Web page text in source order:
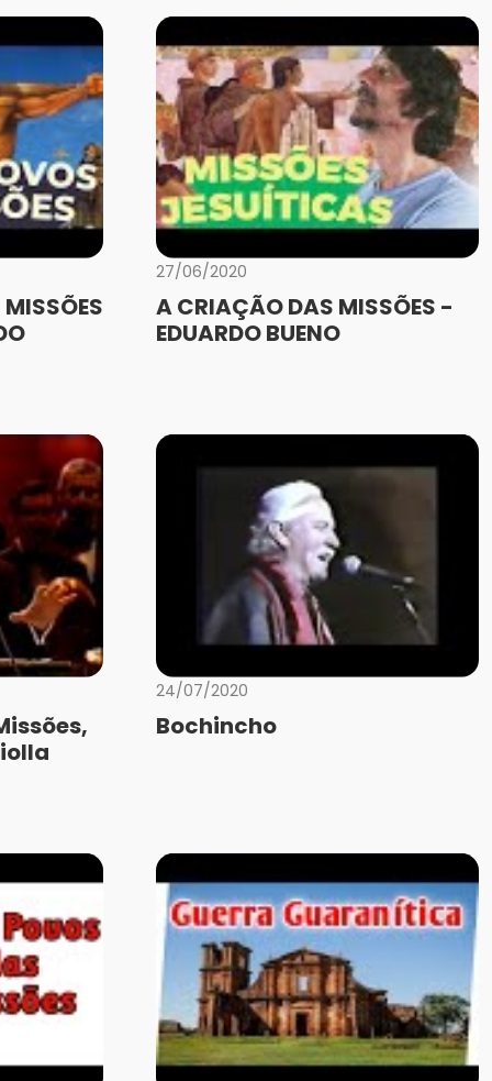
27/06/2020
A CRIAÇÃO DAS MISSÕES -
EDUARDO BUENO
24/07/2020
Bochincho